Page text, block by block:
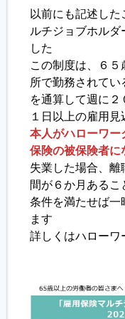
各種セミナー
履歴書ジェネレー
以前にも記述し
ルチジョブホルダ
した
この制度は、６
所で勤務されて
を通算して週に２
１日以上の雇用
本人がハローワー
保険の被保険者に
失業した場合、離
間が６か月あるこ
条件を満たせば一
ます
詳しくはハローワ